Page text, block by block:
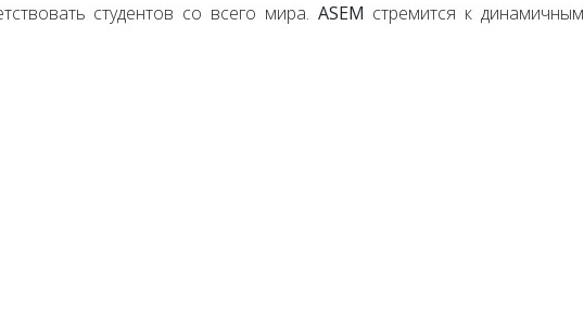
студентов со всего мира. ASEM стремится к динамичным